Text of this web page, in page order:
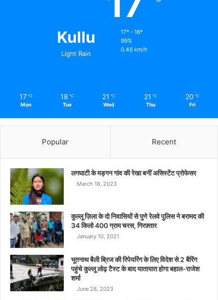
Kullu
Light Rain
17º - 16º
99%
0.46 km/h
17 ℃
Mon
18 ℃
Tue
21 ℃
Wed
21 ℃
Thu
20 ℃
Fri
Popular Recent
लगघाटी के मड़गन गांव की रेखा बनीं असिस्टेंट प्रोफेसर
March 18, 2023
कुल्लू ज़िला के दो निवासियों से पुणे रेलवे पुलिस ने बरामद की
34 किलो 400 ग्राम चरस, गिरफ़्तार
January 10, 2021
भूतनाथ बैली ब्रिज की रिपेयरिंग के लिए विदेश से 2 बैरिंग
पहुंचे कुल्लू लोढ़ टैस्ट के बाद यातायात होगा बहाल-राजेश
शर्मा
June 28, 2023